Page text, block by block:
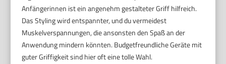
Anfängerinnen ist ein angenehm gestalteter Griff hilfreich.
Das Styling wird entspannter, und du vermeidest
Muskelverspannungen, die ansonsten den Spaß an der
Anwendung mindern könnten. Budgetfreundliche Geräte mit
guter Griffigkeit sind hier oft eine tolle Wahl.